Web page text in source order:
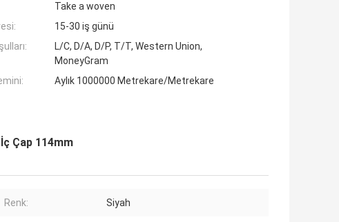
Take a woven
15-30 iş günü
L/C, D/A, D/P, T/T, Western Union,
MoneyGram
Aylık 1000000 Metrekare/Metrekare
Çap 114mm
Renk: Siyah